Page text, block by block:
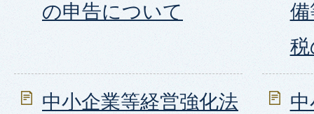
の申告について
中小企業等経営強化法